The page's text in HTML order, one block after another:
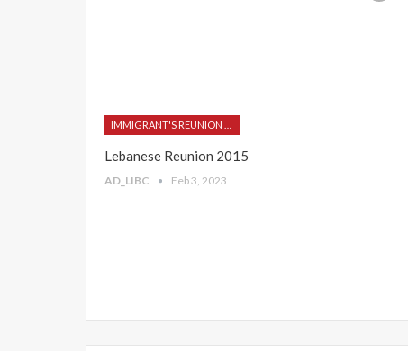
Lebanese Reunion 2015
AD_LIBC Feb 3, 2023